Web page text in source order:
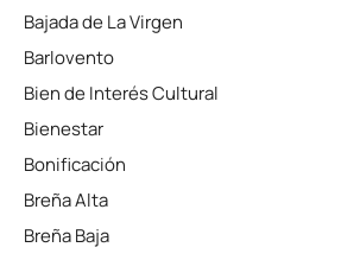
Bajada de La Virgen
Barlovento
Bien de Interés Cultural
Bienestar
Bonificación
Breña Alta
Breña Baja